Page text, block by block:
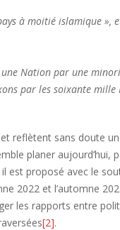
à moitié islamique
Nation par une
par les soixante
reflètent sans doute
planer aujourd’hui,
est proposé avec le
2022 et l’automne
les rapports entre
[2].